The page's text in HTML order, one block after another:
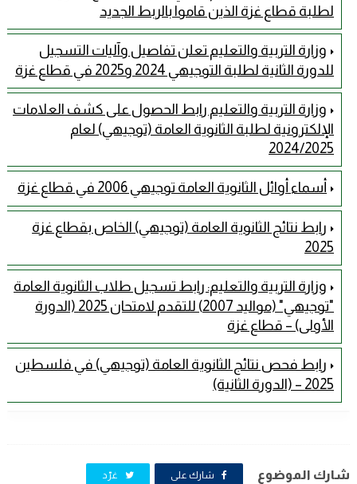
لطلبة قطاع غزة الذين قاموا بالربط الجديد
وزارة التربية والتعليم تعلن تفاصيل وآليات التسجيل
للدورة الثانية لطلبة التوجيهي 2024 و2025 في قطاع غزة
وزارة التربية والتعليم رابط الحصول على كشف العلامات
الإلكترونية لطلبة الثانوية العامة (توجيهي) لعام
2024/2025
أسماء أوائل الثانوية العامة توجيهي 2006 في قطاع غزة
رابط نتائج الثانوية العامة (توجيهي) الخاص بقطاع غزة
2025
وزارة التربية والتعليم: رابط تسجيل طلاب الثانوية العامة
"توجيهي" (مواليد 2007) للتقدم لامتحان 2025 (الدورة
الأولى) – قطاع غزة
رابط فحص نتائج الثانوية العامة (توجيهي) في فلسطين
2025 – (الدورة الثانية)
شارك الموضوع شارك على غرّد